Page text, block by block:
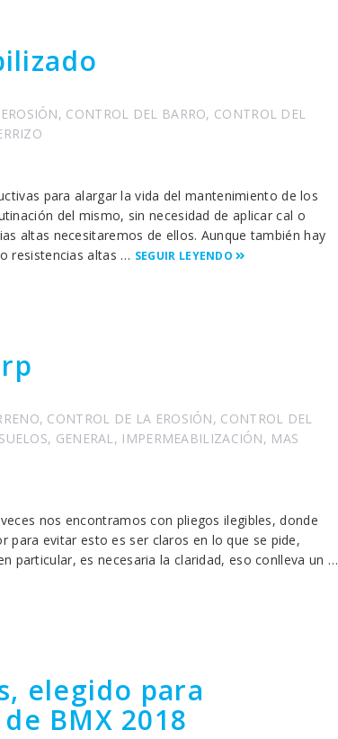
, CONTROL DEL BARRO, CONTROL DEL
para alargar la vida del mantenimiento de los
del mismo, sin necesidad de aplicar cal o
altas necesitaremos de ellos. Aunque también hay
resistencias altas … SEGUIR LEYENDO
, CONTROL DE LA EROSIÓN, CONTROL DEL
, GENERAL, IMPERMEABILIZACIÓN, MAS
nos encontramos con pliegos ilegibles, donde
para evitar esto es ser claros en lo que se pide,
particular, es necesaria la claridad, eso conlleva un …
elegido para
BMX 2018